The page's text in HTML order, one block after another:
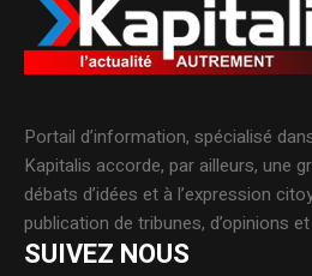
Portail d’information, spécialisé
Kapitalis accorde, par ailleurs, une
débats d’idées et à l’expression
publication de tribunes, d’opinions
SUIVEZ NOUS